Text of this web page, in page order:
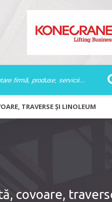
TRAVERSE ȘI LINOLEUM
covoare,